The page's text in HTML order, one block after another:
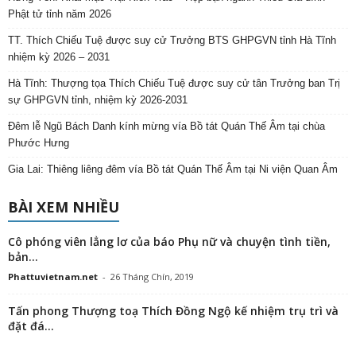
Phật tử tỉnh năm 2026
TT. Thích Chiếu Tuệ được suy cử Trưởng BTS GHPGVN tỉnh Hà Tĩnh
nhiệm kỳ 2026 – 2031
Hà Tĩnh: Thượng tọa Thích Chiếu Tuệ được suy cử tân Trưởng ban Trị
sự GHPGVN tỉnh, nhiệm kỳ 2026-2031
Đêm lễ Ngũ Bách Danh kính mừng vía Bồ tát Quán Thế Âm tại chùa
Phước Hưng
Gia Lai: Thiêng liêng đêm vía Bồ tát Quán Thế Âm tại Ni viện Quan Âm
BÀI XEM NHIỀU
Cô phóng viên lẳng lơ của báo Phụ nữ và chuyện tình tiền,
bản...
Phattuvietnam.net - 26 Tháng Chín, 2019
Tấn phong Thượng toạ Thích Đồng Ngộ kế nhiệm trụ trì và
đặt đá...